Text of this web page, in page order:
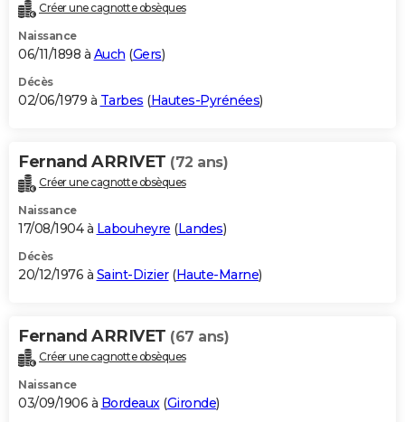
Créer une cagnotte obsèques
Naissance
06/11/1898 à Auch (Gers)
Décès
02/06/1979 à Tarbes (Hautes-Pyrénées)
Fernand ARRIVET (72 ans)
Créer une cagnotte obsèques
Naissance
17/08/1904 à Labouheyre (Landes)
Décès
20/12/1976 à Saint-Dizier(Haute-Marne)
Fernand ARRIVET (67 ans)
Créer une cagnotte obsèques
Naissance
03/09/1906 à Bordeaux(Gironde)